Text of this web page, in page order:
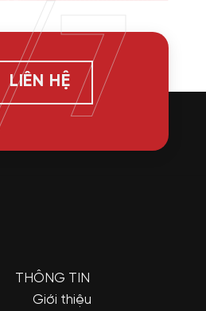
LIÊN HỆ7
THÔNG TIN
Giới thiệu